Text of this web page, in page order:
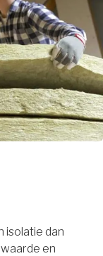
isolatie dan
en